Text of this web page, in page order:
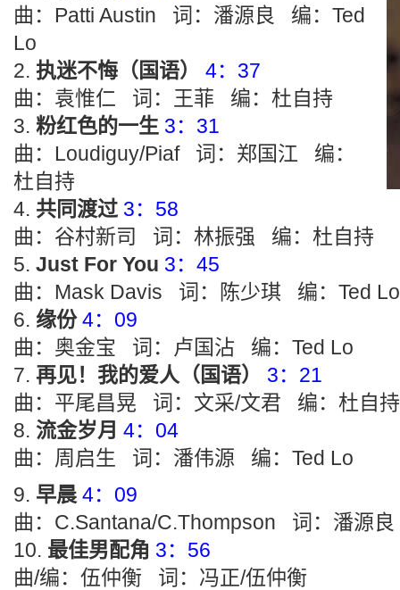
曲：Patti Austin 词：潘源良 编：Ted
Lo
执迷不悔（国语）
4：37
曲：袁惟仁 词：王菲 编：杜自持
粉红色的一生 3：31
曲：Loudiguy/Piaf 词：郑国江 编：
杜自持
共同渡过 3：58
曲：谷村新司 词：林振强 编：杜自持
Just For You 3：45
曲：Mask Davis 词：陈少琪 编：Ted Lo
缘份 4：09
曲：奥金宝 词：卢国沾 编：Ted Lo
再见！我的爱人（国语）
3：21
曲：平尾昌晃 词：文采/文君 编：杜自持
流金岁月 4：04
曲：周启生 词：潘伟源 编：Ted Lo
早晨 4：09
曲：C.Santana/C.Thompson 词：潘源
最佳男配角 3：56
曲/编：伍仲衡 词：冯正/伍仲衡